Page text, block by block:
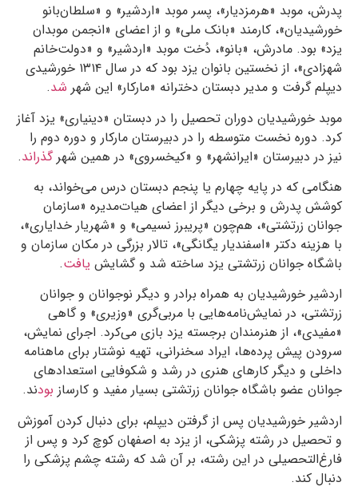
پدرش، موبد «هرمزدیار»، پسر موبد «اردشیر» و «سلطان‌بانو
خورشیدیان»، کارمند «بانک ملی» و از اعضای «انجمن موبدان
یزد» بود. مادرش، «بانو»، دُخت موبد «اردشیر» و «دولت‌خانم
شهزادی»، از نخستین بانوان یزد بود که در سال ۱۳۱۴ خورشیدی
دیپلم گرفت و مدیر دبستان دخترانه‌ «مارکار» این شهر شد.
موبد خورشیدیان دوران تحصیل را در دبستان «دینیاری» یزد آغاز
کرد. دوره‌ نخست متوسطه‌ را در دبیرستان مارکار و دوره‌ دوم را
نیز در دبیرستان «ایرانشهر» و «کیخسروی» در همین شهرگذراند.
هنگامی که در پایه‌ چهارم یا پنجم دبستان درس می‌خواند، به
کوشش پدرش و برخی دیگر از اعضای هیات‌مدیره‌ «سازمان
جوانان زرتشتی»، هم‌چون «پریبرز نسیمی» و «شهریار خدایاری»،
با هزینه‌ دکتر «اسفندیار یگانگی»، تالار بزرگی در مکان سازمان و
باشگاه جوانان زرتشتی یزد ساخته شد و گشایشیافت.
اردشیر خورشیدیان به همراه برادر و دیگر نوجوانان و جوانان
زرتشتی، در نمایش‌نامه‌هایی با مربی‌گری «وزیری» و گاهی
«مفیدی»، از هنرمندان برجسته‌ یزد بازی می‌کرد. اجرای نمایش‌،
سرودن پیش پرده‌ها، ایراد سخنرانی، تهیه نوشتار برای ماهنامه‌
داخلی و دیگر کارهای هنری در رشد و شکوفایی استعدادهای
جوانان عضو باشگاه جوانان زرتشتی بسیار مفید و کارسازبودند.
اردشیر خورشیدیان پس از گرفتن دیپلم، برای دنبال کردن آموزش
و تحصیل در رشته پزشکی، از یزد به اصفهان کوچ کرد و پس از
فارغ‌التحصیلی در این رشته‌، بر آن شد که رشته‌ چشم پزشکی را
دنبال کند.